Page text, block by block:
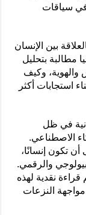
في سياقات
بين الإنسان
مطالبة بتحليل
والهوية، وكيف
استجابات أكثر
في ظل
الاصطناعي.
تكون إنسانًا،
والرقمي.
قراءة نقدية لهذه
النزعات